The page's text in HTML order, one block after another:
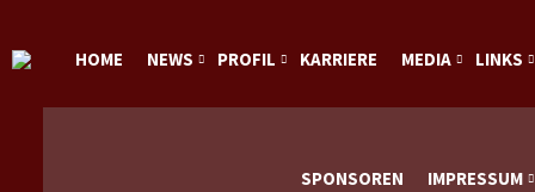
HOME NEWS PROFIL KARRIERE MEDIA LINKS
SPONSOREN IMPRESSUM